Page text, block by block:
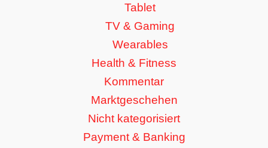
Tablet
TV & Gaming
Wearables
Health & Fitness
Kommentar
Marktgeschehen
Nicht kategorisiert
Payment & Banking